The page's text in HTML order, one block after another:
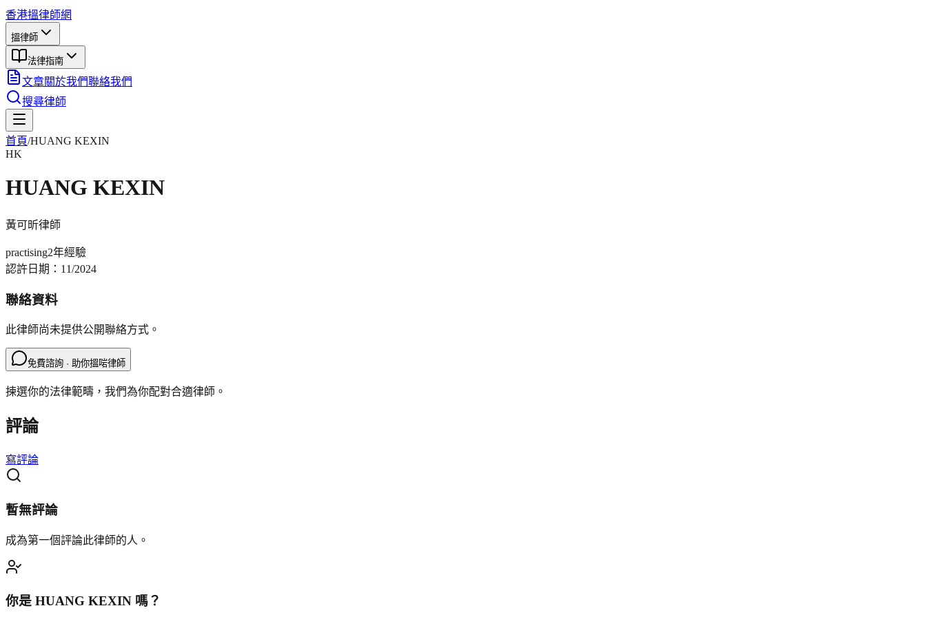
香港搵律師網
搵律師
法律指南
文章關於我們聯絡我們
搜尋律師
首頁/HUANG KEXIN
HK
HUANG KEXIN
黃可昕律師
practising2年經驗
認許日期： 11/2024
聯絡資料
此律師尚未提供公開聯絡方式。
免費諮詢 · 助你搵啱律師
揀選你的法律範疇，我們為你配對合適律師。
評論
寫評論
暫無評論
成為第一個評論此律師的人。
你是 HUANG KEXIN 嗎？